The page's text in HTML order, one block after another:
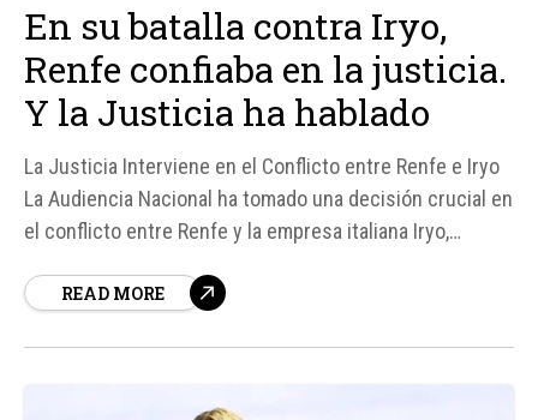
En su batalla contra Iryo,
Renfe confiaba en la justicia.
Y la Justicia ha hablado
La Justicia Interviene en el Conflicto entre Renfe e Iryo
La Audiencia Nacional ha tomado una decisión crucial en
el conflicto entre Renfe y la empresa italiana Iryo,
esta última pueda realizar labores de mantenimiento
READ MORE